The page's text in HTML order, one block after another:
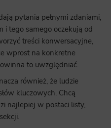
pytania pełnymi zdaniami,
i tego samego oczekują od
treści konwersacyjne,
wprost na konkretne
to uwzględniać.
również, że ludzie
kluczowych. Chcą
najlepiej w postaci listy,